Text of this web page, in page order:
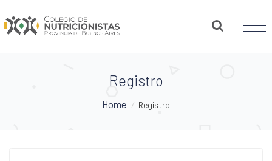
Registro
Home / Registro